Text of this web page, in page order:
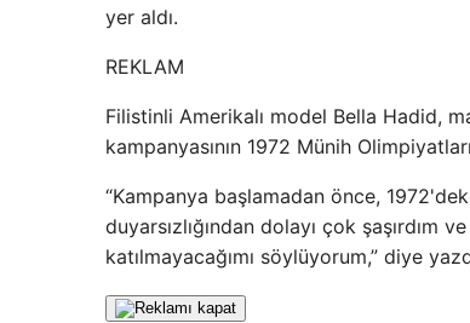
yer aldı.
REKLAM
Filistinli Amerikalı model Bella Hadid,
kampanyasının 1972 Münih
“Kampanya başlamadan önce,
duyarsızlığından dolayı çok
katılmayacağımı söylüyorum,” diye